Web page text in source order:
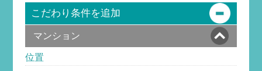
こだわり条件を追加
マンション
位置